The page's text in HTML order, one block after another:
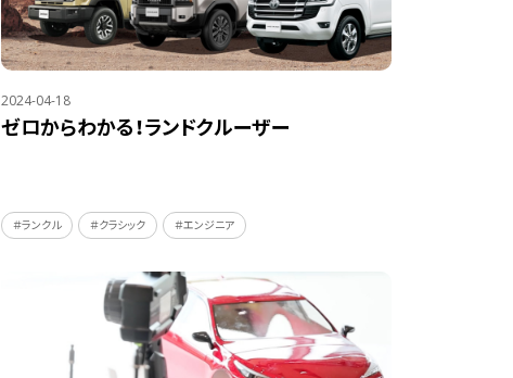
2024-04-18
ゼロからわかる！ランドクルーザー
＃ランクル ＃クラシック ＃エンジニア